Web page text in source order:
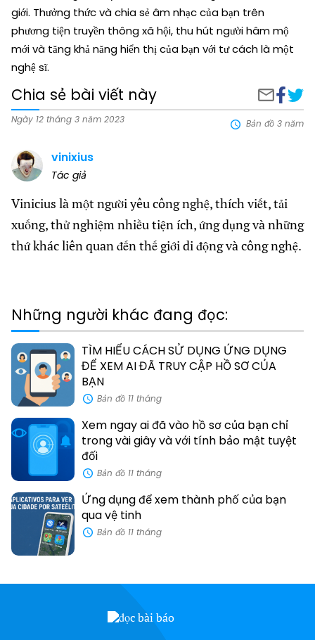
Ngày 12 tháng 3 năm 2023 Bản đồ 3 năm
giới. Thưởng thức và chia sẻ âm nhạc của bạn trên
phương tiện truyền thông xã hội, thu hút người hâm mộ
mới và tăng khả năng hiển thị của bạn với tư cách là một
nghệ sĩ.
Chia sẻ bài viết này
Chia
sẻ
qua
Chia
sẻ
trên
Biến
Điều
Miễn
Phí
vinixius
Tác giả
Vinicius là một người yêu công nghệ, thích viết, tải
xuống, thử nghiệm nhiều tiện ích, ứng dụng và những
thứ khác liên quan đến thế giới di động và công nghệ.
Những người khác đang đọc:
TÌM HIỂU CÁCH SỬ DỤNG ỨNG DỤNG
ĐỂ XEM AI ĐÃ TRUY CẬP HỒ SƠ CỦA
BẠN
Bản đồ 11 tháng
Xem ngay ai đã vào hồ sơ của bạn chỉ
trong vài giây và với tính bảo mật tuyệt
đối
Bản đồ 11 tháng
Ứng dụng để xem thành phố của bạn
qua vệ tinh
Bản đồ 11 tháng